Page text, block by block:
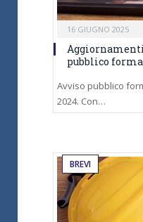
16 GIUGNO 2025
pubblico
Avviso pubblico
2024. Con…
BREVI